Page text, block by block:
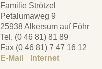
Familie Strötzel
Petalumaweg 9
25938 Alkersum auf Föhr
Tel. (0 46 81) 81 89
Fax (0 46 81) 7 47 16 12
E-Mail
Internet